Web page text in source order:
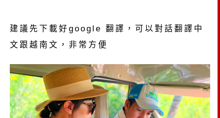
建議先下載好google 翻譯，可以對話翻譯中
文跟越南文，非常方便